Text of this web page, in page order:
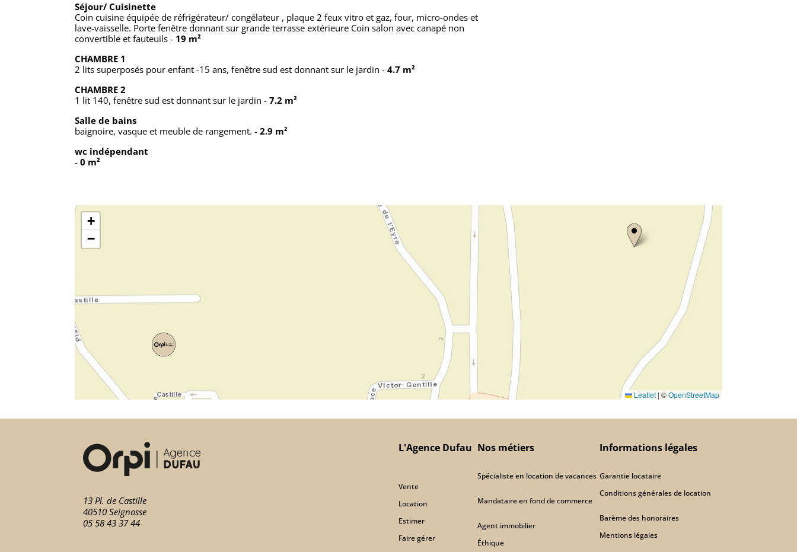
Séjour/ Cuisinette
Coin cuisine équipée de réfrigérateur/ congélateur , plaque 2 feux vitro et gaz, four, micro-ondes et
lave-vaisselle. Porte fenêtre donnant sur grande terrasse extérieure Coin salon avec canapé non
convertible et fauteuils - 19 m²
CHAMBRE 1
2 lits superposés pour enfant -15 ans, fenêtre sud est donnant sur le jardin - 4.7 m²
CHAMBRE 2
1 lit 140, fenêtre sud est donnant sur le jardin - 7.2 m²
Salle de bains
baignoire, vasque et meuble de rangement. - 2.9 m²
wc indépendant
- 0 m²
+
−
Leaflet | ©OpenStreetMap
13 Pl. de Castille
40510 Seignosse
05 58 43 37 44
L'Agence Dufau
Vente
Location
Estimer
Faire gérer
Nos métiers
Spécialiste en location de vacances
Mandataire en fond de commerce
Agent immobilier
Éthique
Informations légales
Garantie locataire
Conditions générales de location
Barème des honoraires
Mentions légales